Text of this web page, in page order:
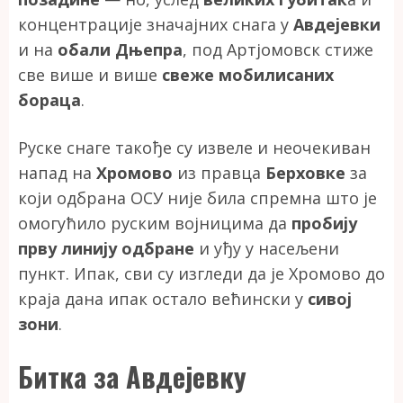
концентрације значајних снага у Авдејевки
и на обали Дњепра, под Артјомовск стиже
све више и више свеже мобилисаних
бораца.
Руске снаге такође су извеле и неочекиван
напад на Хромово из правца Берховке за
који одбрана ОСУ није била спремна што је
омогућило руским војницима да пробију
прву линију одбране и уђу у насељени
пункт. Ипак, сви су изгледи да је Хромово до
краја дана ипак остало већински у сивој
зони.
Битка за Авдејевку